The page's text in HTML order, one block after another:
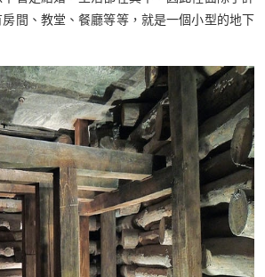
間、教堂、餐廳等等，就是一個小型的地下